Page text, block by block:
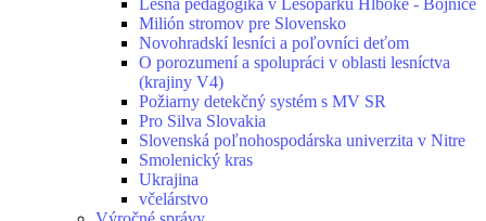
Milión stromov pre Slovensko
Novohradskí lesníci a poľovníci deťom
O porozumení a spolupráci v oblasti lesníctva
(krajiny V4)
Požiarny detekčný systém s MV SR
Pro Silva Slovakia
Slovenská poľnohospodárska univerzita v Nitre
Smolenický kras
Ukrajina
včelárstvo